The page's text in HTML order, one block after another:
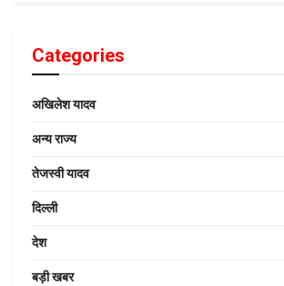
Categories
अखिलेश यादव
अन्य राज्य
तेजस्वी यादव
दिल्ली
देश
बड़ी खबर